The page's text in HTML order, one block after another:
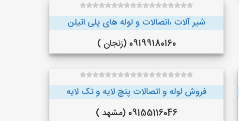
شیر آلات ،اتصالات و لوله های پلی اتیلن
09199180160 (زنجان )
فروش لوله و اتصالات پنچ لایه و تک لایه
09155116046 (مشهد )